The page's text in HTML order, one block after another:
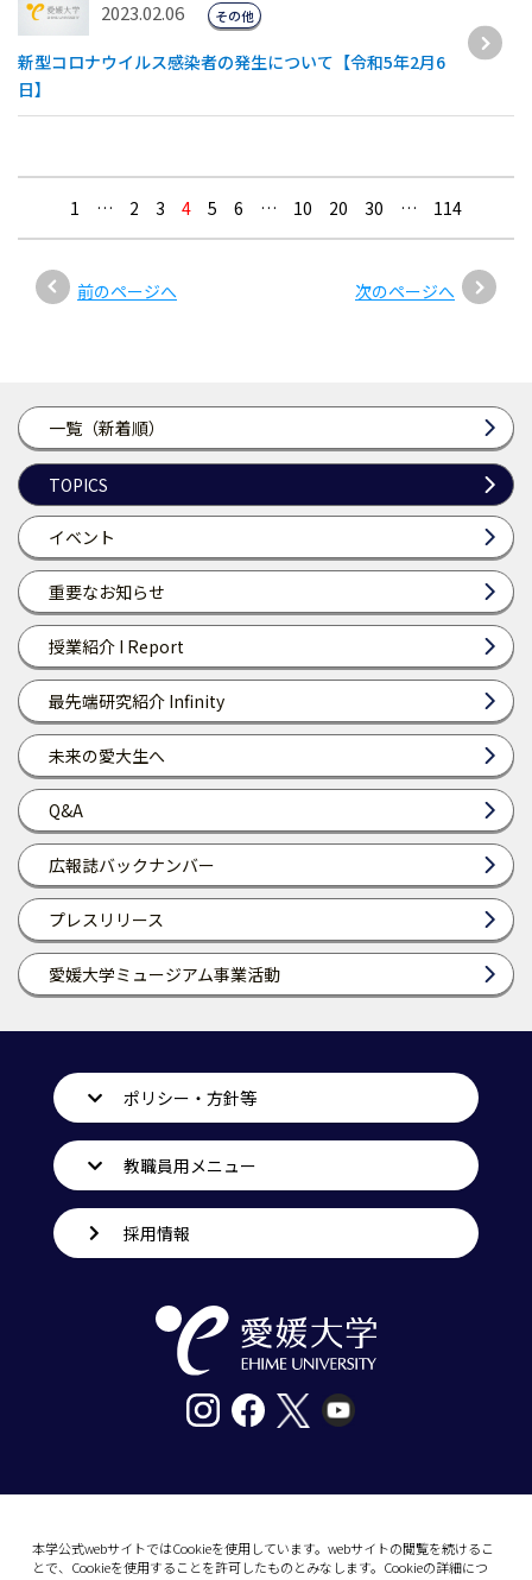
一覧（新着順）
TOPICS
イベント
重要なお知らせ
授業紹介 I Report
最先端研究紹介 Infinity
未来の愛大生へ
Q&A
広報誌バックナンバー
プレスリリース
愛媛大学ミュージアム事業活動
2023.02.06
新型コロナウイルス感染者の発生について【令和5年2月6
日】
その他
1
前のページへ
… 2 3 4 5 6 … 10 20 30 …
次のページへ
114
本学公式webサイトではCookieを使用しています。webサイトの閲覧を続けるこ
とで、Cookieを使用することを許可したものとみなします。Cookieの詳細につ
ポリシー・方針等
教職員用メニュー
採用情報